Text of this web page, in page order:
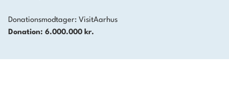
Donationsmodtager: VisitAarhus
Donation: 6.000.000 kr.